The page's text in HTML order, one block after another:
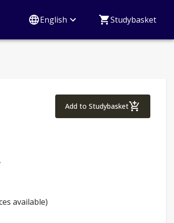
English Studybasket
Add to Studybasket
Analyzing
available)